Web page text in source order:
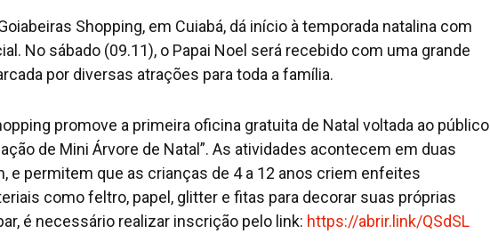
Shopping, em Cuiabá, dá início à temporada natalina com
No sábado (09.11), o Papai Noel será recebido com uma grande
por diversas atrações para toda a família.
promove a primeira oficina gratuita de Natal voltada ao público
de Mini Árvore de Natal”. As atividades acontecem em duas
e permitem que as crianças de 4 a 12 anos criem enfeites
como feltro, papel, glitter e fitas para decorar suas próprias
é necessário realizar inscrição pelo link: https://abrir.link/QSdSL